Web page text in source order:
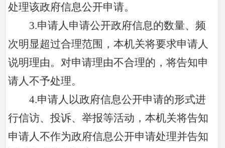
处理该政府信息公开申请。
3.申请人申请公开政府信息的数量、频
次明显超过合理范围，本机关将要求申请人
说明理由。对申请理由不合理的，将告知申
请人不予处理。
4.申请人以政府信息公开申请的形式进
行信访、投诉、举报等活动，本机关将告知
申请人不作为政府信息公开申请处理并告知